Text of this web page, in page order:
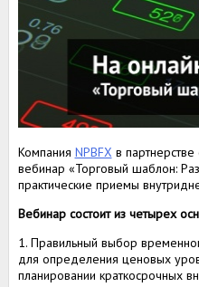
Компания NPBFX в
вебинар «Торговый шаблон:
практические приемы
Вебинар состоит из четырех
1. Правильный выбор
для определения ценовых
планировании краткосрочных